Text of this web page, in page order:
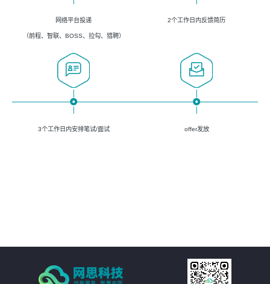
网络平台投递
（前程、智联、BOSS、拉勾、猎聘）
2个工作日内反馈简历
3个工作日内安排笔试/面试 offer发放